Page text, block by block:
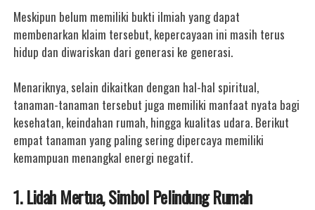
Meskipun belum memiliki bukti ilmiah yang dapat
membenarkan klaim tersebut, kepercayaan ini masih terus
hidup dan diwariskan dari generasi ke generasi.
Menariknya, selain dikaitkan dengan hal-hal spiritual,
tanaman-tanaman tersebut juga memiliki manfaat nyata bagi
kesehatan, keindahan rumah, hingga kualitas udara. Berikut
empat tanaman yang paling sering dipercaya memiliki
kemampuan menangkal energi negatif.
1. Lidah Mertua, Simbol Pelindung Rumah